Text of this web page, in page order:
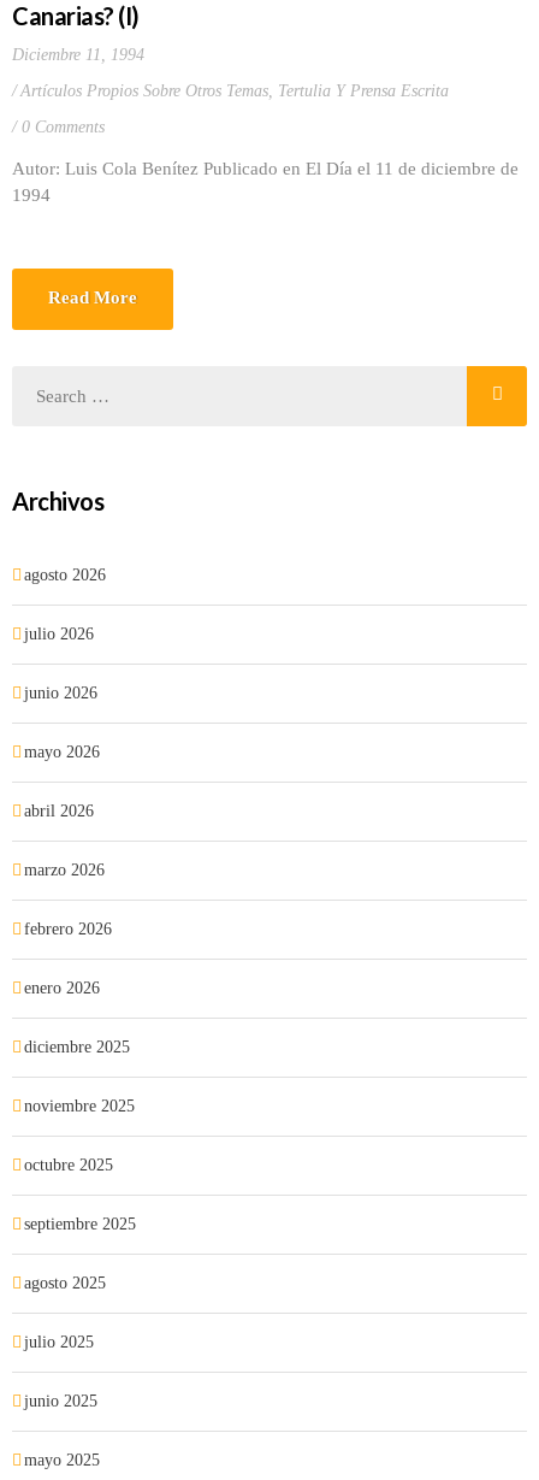
Canarias? (I)
Diciembre 11, 1994
Artículos Propios Sobre Otros Temas, Tertulia Y Prensa Escrita
0 Comments
Autor: Luis Cola Benítez Publicado en El Día el 11 de diciembre de
1994
Read More
Archivos
agosto 2026
julio 2026
junio 2026
mayo 2026
abril 2026
marzo 2026
febrero 2026
enero 2026
diciembre 2025
noviembre 2025
octubre 2025
septiembre 2025
agosto 2025
julio 2025
junio 2025
mayo 2025